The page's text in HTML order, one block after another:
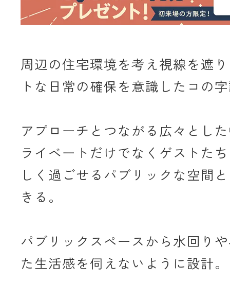
周辺の住宅環境を考え視線を遮
トな日常の確保を意識したコの
アプローチとつながる広々とし
ライベートだけでなくゲストた
しく過ごせるパブリックな空間
きる。
パブリックスペースから水回り
た生活感を伺えないように設計。